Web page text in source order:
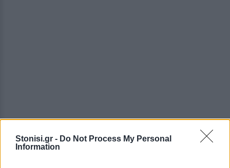
Stonisi.gr - Do Not Process My Personal
Information